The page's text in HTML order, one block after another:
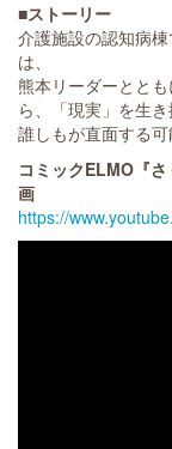
■ストーリー
介護施設の認知病
は、
熊本リーダーとと
ら、「現実」を生き
誰しもが直面する可
コミックELMO『
画
https://